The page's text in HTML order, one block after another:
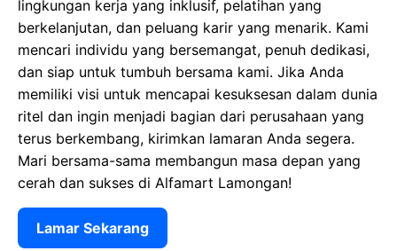
lingkungan kerja yang inklusif, pelatihan yang
berkelanjutan, dan peluang karir yang menarik. Kami
mencari individu yang bersemangat, penuh dedikasi,
dan siap untuk tumbuh bersama kami. Jika Anda
memiliki visi untuk mencapai kesuksesan dalam dunia
ritel dan ingin menjadi bagian dari perusahaan yang
terus berkembang, kirimkan lamaran Anda segera.
Mari bersama-sama membangun masa depan yang
cerah dan sukses di Alfamart Lamongan!
Lamar Sekarang